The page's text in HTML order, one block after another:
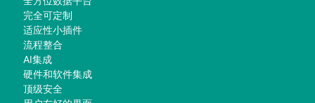
完全可定制
适应性小插件
流程整合
AI集成
硬件和软件集成
顶级安全